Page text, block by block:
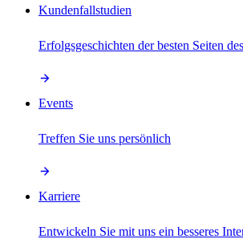
Kundenfallstudien
Erfolgsgeschichten der besten Seiten
Events
Treffen Sie uns persönlich
Karriere
Entwickeln Sie mit uns ein besseres